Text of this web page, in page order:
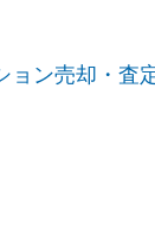
ョン売却・査